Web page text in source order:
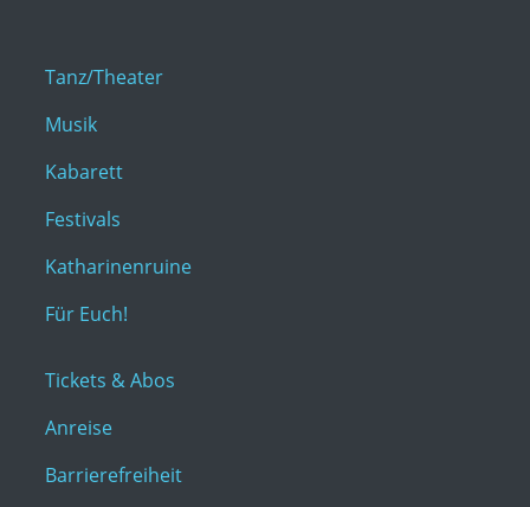
Tanz/Theater
Musik
Kabarett
Festivals
Katharinenruine
Für Euch!
Tickets & Abos
Anreise
Barrierefreiheit